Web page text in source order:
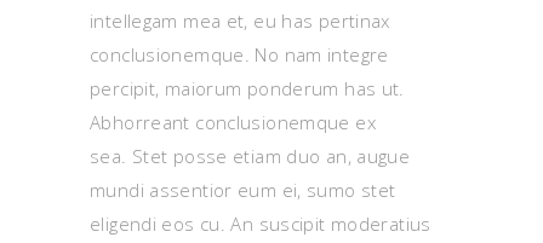
intellegam mea et, eu has pertinax
conclusionemque. No nam integre
percipit, maiorum ponderum has ut.
Abhorreant conclusionemque ex
sea. Stet posse etiam duo an, augue
mundi assentior eum ei, sumo stet
eligendi eos cu. An suscipit moderatius